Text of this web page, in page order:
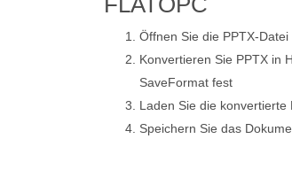
Öffnen Sie die PPTX-
Konvertieren Sie PPTX in
SaveFormat fest
Laden Sie die
Speichern Sie das